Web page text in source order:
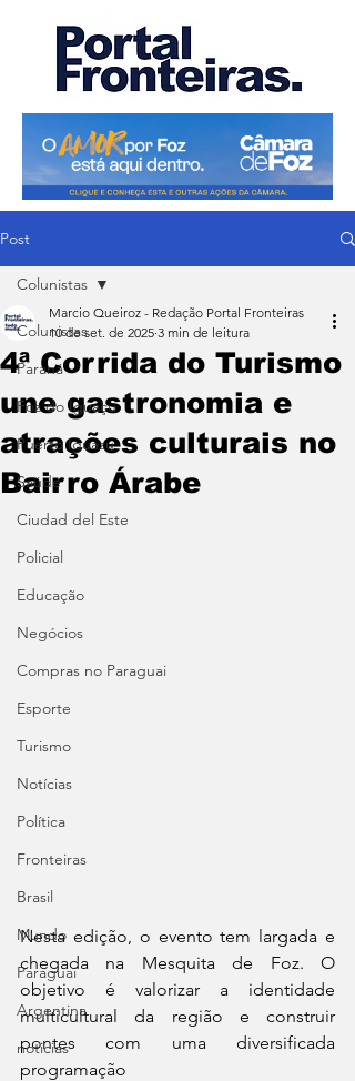
Post
Colunistas
Paraná
Foz do Iguaçu
Puerto Iguazu
Saúde
Ciudad del Este
Policial
Educação
Negócios
Compras no Paraguai
Esporte
Turismo
Notícias
Política
Fronteiras
Brasil
Mundo
Paraguai
Argentina
noticias
Colunistas
4ª Corrida do Turismo
une gastronomia e
atrações culturais no
Bairro Árabe
Marcio Queiroz - Redação Portal Fronteiras
10 de set. de 2025 3 min de leitura
Nesta edição, o evento tem largada e
chegada na Mesquita de Foz. O
objetivo é valorizar a identidade
multicultural da região e construir
pontes com uma diversificada
programação